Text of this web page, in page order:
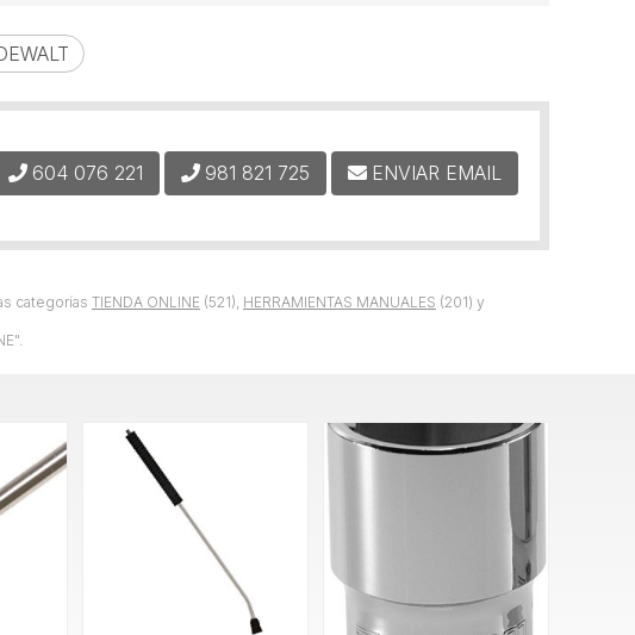
categorías TIENDA ONLINE (521), HERRAMIENTAS MANUALES (201) y
604 076 221 981 821 725 ENVIAR EMAIL